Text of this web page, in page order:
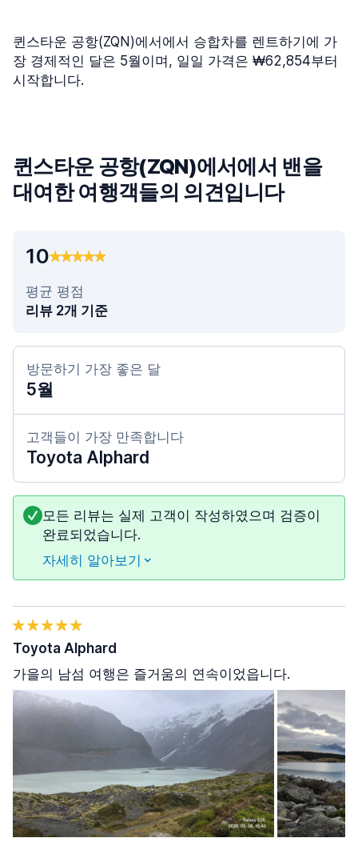
퀸스타운 공항(ZQN)에서에서 승합차를 렌트하기에 가
장 경제적인 달은 5월이며, 일일 가격은 ₩62,854부터
시작합니다.
퀸스타운 공항(ZQN)에서에서 밴을
대여한 여행객들의 의견입니다
10
평균 평점
리뷰 2개 기준
방문하기 가장 좋은 달
5월
고객들이 가장 만족합니다
Toyota Alphard
모든 리뷰는 실제 고객이 작성하였으며 검증이
완료되었습니다.
자세히 알아보기
Toyota Alphard
가을의 남섬 여행은 즐거움의 연속이었읍니다.